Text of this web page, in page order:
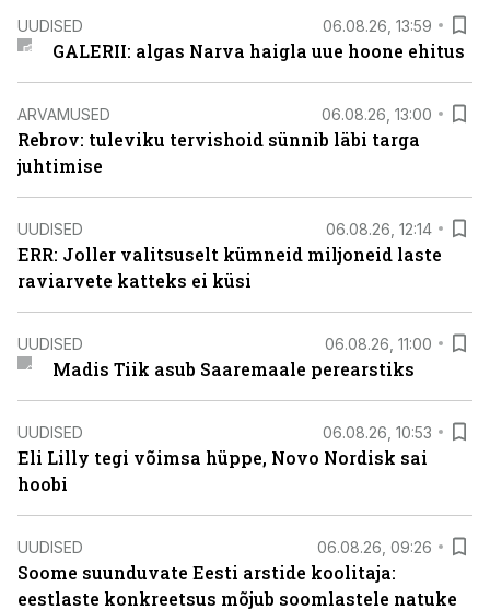
UUDISED 06.08.26, 13:59
GALERII: algas Narva haigla uue hoone ehitus
ARVAMUSED 06.08.26, 13:00
Rebrov: tuleviku tervishoid sünnib läbi targa
juhtimise
UUDISED 06.08.26, 12:14
ERR: Joller valitsuselt kümneid miljoneid laste
raviarvete katteks ei küsi
UUDISED 06.08.26, 11:00
Madis Tiik asub Saaremaale perearstiks
UUDISED 06.08.26, 10:53
Eli Lilly tegi võimsa hüppe, Novo Nordisk sai
hoobi
UUDISED 06.08.26, 09:26
Soome suunduvate Eesti arstide koolitaja:
eestlaste konkreetsus mõjub soomlastele natuke